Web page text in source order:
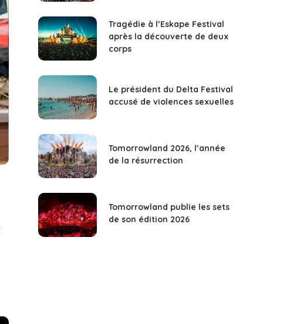
Tragédie à l’Eskape Festival
après la découverte de deux
corps
Le président du Delta Festival
accusé de violences sexuelles
Tomorrowland 2026, l’année
de la résurrection
Tomorrowland publie les sets
de son édition 2026